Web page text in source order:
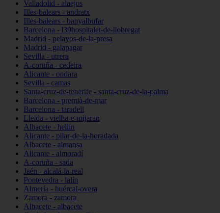
Valladolid - alaejos
Illes-balears - andratx
Illes-balears - banyalbufar
Barcelona - l39hospitalet-de-llobregat
Madrid - pelayos-de-la-presa
Madrid - galapagar
Sevilla - utrera
A-coruña - cedeira
Alicante - ondara
Sevilla - camas
Santa-cruz-de-tenerife - santa-cruz-de-la-palma
Barcelona - premià-de-mar
Barcelona - taradell
Lleida - vielha-e-mijaran
Albacete - hellín
Alicante - pilar-de-la-horadada
Albacete - almansa
Alicante - almoradí
A-coruña - sada
Jaén - alcalá-la-real
Pontevedra - lalín
Almería - huércal-overa
Zamora - zamora
Albacete - albacete